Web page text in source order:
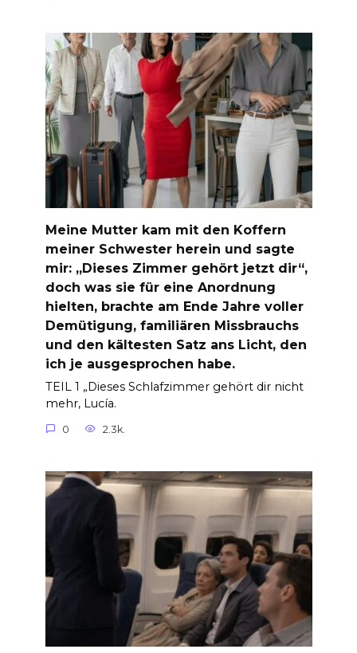
Meine Mutter kam mit den Koffern
meiner Schwester herein und sagte
mir: „Dieses Zimmer gehört jetzt dir“,
doch was sie für eine Anordnung
hielten, brachte am Ende Jahre voller
Demütigung, familiären Missbrauchs
und den kältesten Satz ans Licht, den
ich je ausgesprochen habe.
TEIL 1 „Dieses Schlafzimmer gehört dir nicht
mehr, Lucía.
0 2.3k.